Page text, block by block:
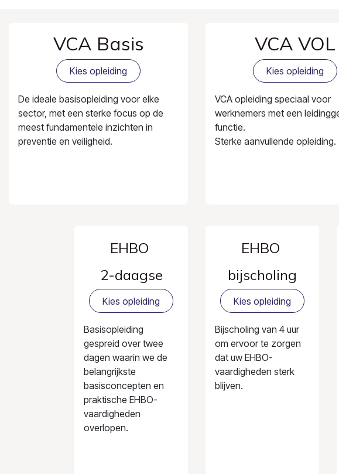
VCA Basis
Kies opleiding
De ideale basisopleiding voor elke
sector, met een sterke focus op de
meest fundamentele inzichten in
preventie en veiligheid.
VCA VOL
Kies opleiding
VCA opleiding speciaal voor
werknemers met een
functie.
Sterke aanvullende opleiding.
EHBO
2-daagse
Kies opleiding
Basisopleiding
gespreid over twee
dagen waarin we de
belangrijkste
basisconcepten en
praktische EHBO-
vaardigheden
overlopen.
EHBO
bijscholing
Kies opleiding
Bijscholing van 4 uur
om ervoor te zorgen
dat uw EHBO-
vaardigheden sterk
blijven.